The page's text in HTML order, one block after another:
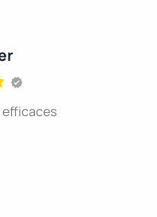
efficaces